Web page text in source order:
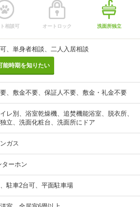
相談可 オートロック 洗面所独立
、単身者相談、二人入居相談
能時期を知りたい
、敷金不要、保証人不要、敷金・礼金不要
レ別、浴室乾燥機、追焚機能浴室、脱衣所、
立、洗面化粧台、洗面所にドア
ガス
ターホン
駐車2台可、平面駐車場